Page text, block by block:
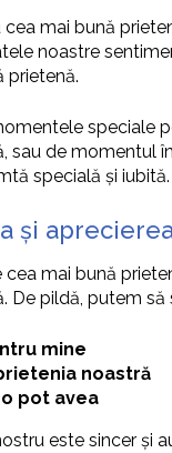
mai bună
noastre
prietenă.
speciale
sau de
specială și iubită.
și
mai bună
De pildă, putem să
mine
noastră
pot avea
este sincer și